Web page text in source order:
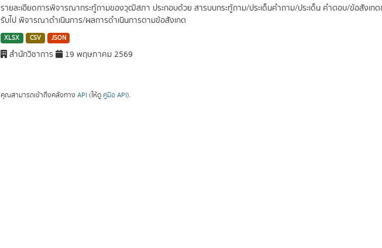
รายละเอียดการพิจารณากระทู้ถามของวุฒิสภา ประกอบด้วย สารบบกระทู้ถาม/ประเด็นคำถาม/ประเด็น คำตอบ/ข้อสังเ
รับไป พิจารณาดำเนินการ/ผลการดำเนินการตามข้อสังเกต
XLSX CSV JSON
สำนักวิชาการ 19 พฤษภาคม 2569
คุณสามารถเข้าถึงคลังทาง API (ให้ดู คู่มือ API).